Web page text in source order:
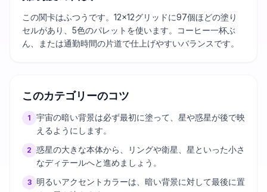
この関卡はふつうです。12×12グリッドに97個ほどの塗り
セルがあり、5色のパレットを使います。コーヒー一杯ぶ
ん、または通勤時間の片道で仕上げやすいバランスです。
このカテゴリーのコツ
1
宇宙の暗い背景は必ず最初に塗って、星や惑星が後で映
えるようにします。
2 惑星の大きな本体から、リングや衛星、星といった小さ
なディテールへと進めましょう。
3
明るいアクセントカラーは、暗い背景に対して最後に置